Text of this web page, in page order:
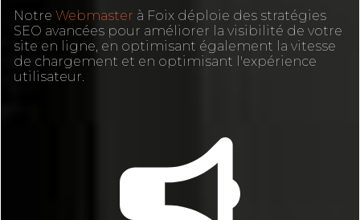
Notre Webmaster à Foix déploie des stratégies
SEO avancées pour améliorer la visibilité de votre
site en ligne, en optimisant également la vitesse
de chargement et en optimisant l'expérience
utilisateur.